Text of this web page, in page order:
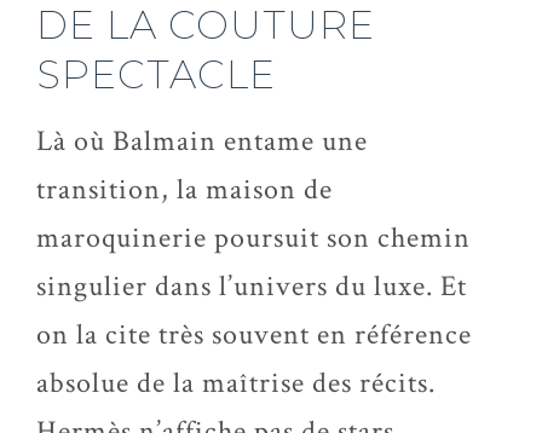
DE LA COUTURE
SPECTACLE
Là où Balmain entame une
transition, la maison de
maroquinerie poursuit son chemin
singulier dans l’univers du luxe. Et
on la cite très souvent en référence
absolue de la maîtrise des récits.